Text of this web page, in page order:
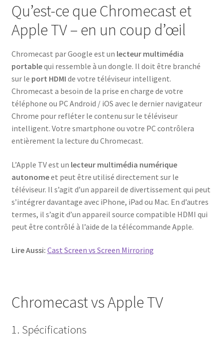
Qu’est-ce que Chromecast et
Apple TV – en un coup d’œil
Chromecast par Google est un lecteur multimédia
portablequi ressemble à un dongle. Il doit être branché
sur le port HDMI de votre téléviseur intelligent.
Chromecast a besoin de la prise en charge de votre
téléphone ou PC Android / iOS avec le dernier navigateur
Chrome pour refléter le contenu sur le téléviseur
intelligent. Votre smartphone ou votre PC contrôlera
entièrement la lecture du Chromecast.
L’Apple TV est un lecteur multimédia numérique
autonomeet peut être utilisé directement sur le
téléviseur. Il s’agit d’un appareil de divertissement qui peut
s’intégrer davantage avec iPhone, iPad ou Mac. En d’autres
termes, il s’agit d’un appareil source compatible HDMI qui
peut être contrôlé à l’aide de la télécommande Apple.
Lire Aussi: Cast Screen vs Screen Mirroring
Chromecast vs Apple TV
1. Spécifications